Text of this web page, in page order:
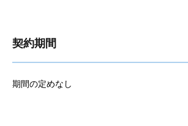
契約期間
期間の定めなし